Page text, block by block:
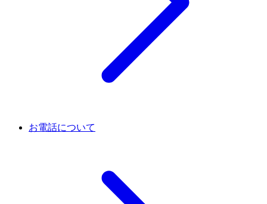
お電話について